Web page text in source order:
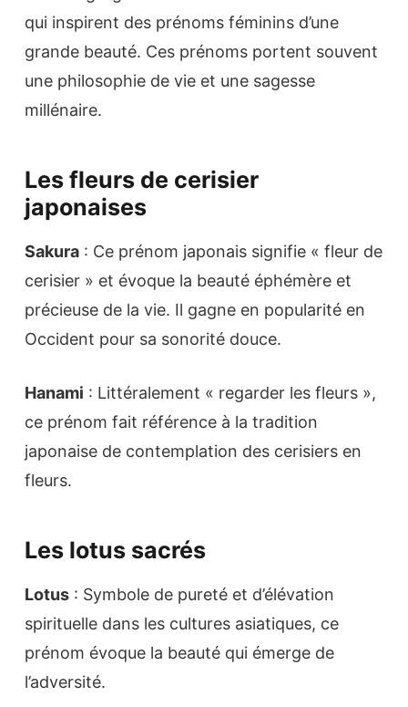
qui inspirent des prénoms féminins d’une
grande beauté. Ces prénoms portent souvent
une philosophie de vie et une sagesse
millénaire.
Les fleurs de cerisier
japonaises
Sakura : Ce prénom japonais signifie « fleur de
cerisier » et évoque la beauté éphémère et
précieuse de la vie. Il gagne en popularité en
Occident pour sa sonorité douce.
Hanami : Littéralement « regarder les fleurs »,
ce prénom fait référence à la tradition
japonaise de contemplation des cerisiers en
fleurs.
Les lotus sacrés
Lotus : Symbole de pureté et d’élévation
spirituelle dans les cultures asiatiques, ce
prénom évoque la beauté qui émerge de
l’adversité.